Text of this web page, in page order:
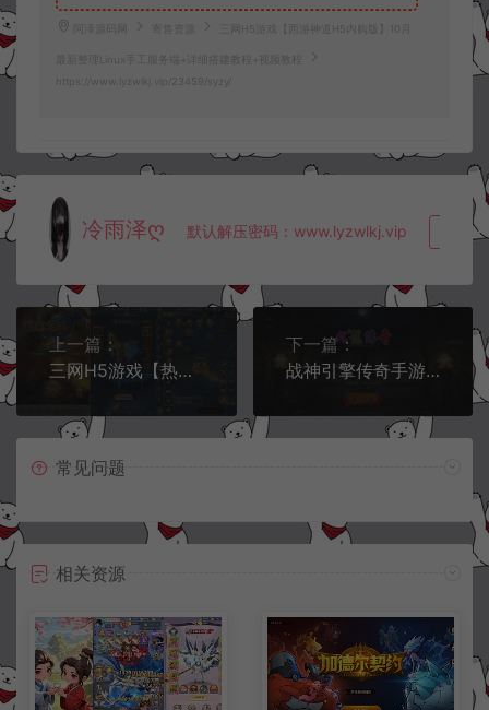
阿泽源码网 寄售资源 三网H5游戏【西游神道H5内购版】10月
最新整理Linux手工服务端+详细搭建教程+视频教程
https://www.lyzwlkj.vip/23459/syzy/
冷雨泽ღ 默认解压密码：www.lyzwlkj.vip 复
上一篇：
三网H5游戏【热血龙族H5】10月最新整理Linux手工服务端+详细搭建教程
下一篇：
战神引擎传奇手游【云游复古传奇】10月最新整理Win一键服务端+GM授权后台+安卓苹果双端+详细搭建教程+视频教程
常见问题
相关资源